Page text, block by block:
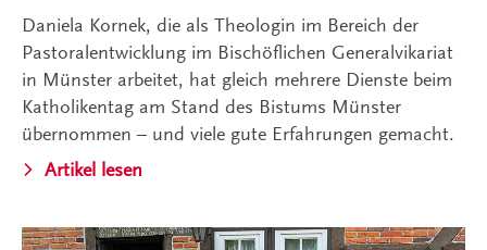
Daniela Kornek, die als Theologin im Bereich der
Pastoralentwicklung im Bischöflichen Generalvikariat
in Münster arbeitet, hat gleich mehrere Dienste beim
Katholikentag am Stand des Bistums Münster
übernommen – und viele gute Erfahrungen gemacht.
Artikel lesen